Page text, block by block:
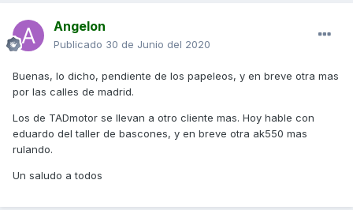
Angelon
Publicado 30 de Junio del 2020
Buenas, lo dicho, pendiente de los papeleos, y en breve otra mas
por las calles de madrid.
Los de TADmotor se llevan a otro cliente mas. Hoy hable con
eduardo del taller de bascones, y en breve otra ak550 mas
rulando.
Un saludo a todos